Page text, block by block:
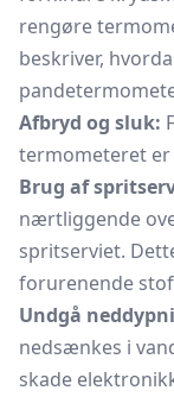
rengøre
beskriver,
Afbryd og sluk:
termometeret er
Brug af
nærtliggende
spritserviet.
forurenende
Undgå
nedsænkes i
skade